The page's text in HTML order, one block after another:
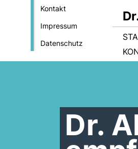
Kontakt
Impressum
Datenschutz
Dr.